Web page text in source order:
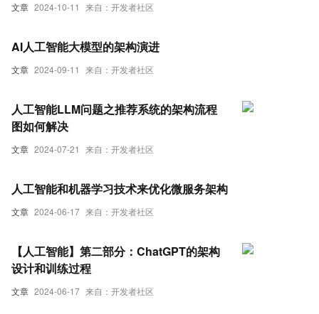
文章 2024-10-11 来自：开发者社区
文章 2024-09-11 来自：开发者社区
AI人工智能大模型的架构演进
文章 2024-07-21 来自：开发者社区
人工智能LLM问题之推荐系统的架构流程
图如何解决
文章 2024-06-17 来自：开发者社区
人工智能和机器学习技术来优化微服务架构
文章 2024-06-17 来自：开发者社区
【人工智能】第二部分：ChatGPT的架构
设计和训练过程